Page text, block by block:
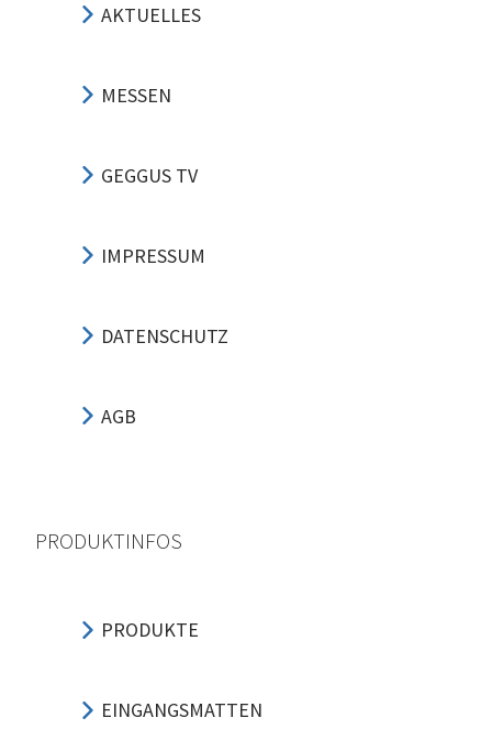
AKTUELLES
MESSEN
GEGGUS TV
IMPRESSUM
DATENSCHUTZ
AGB
PRODUKTINFOS
PRODUKTE
EINGANGSMATTEN